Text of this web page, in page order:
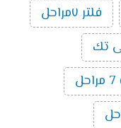
فلتر ٧مراحل